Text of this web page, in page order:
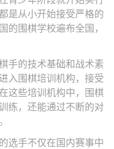
是从小开始接受严格的
的围棋学校遍布全国，
手的技术基础和战术素
入围棋培训机构，接受
这些培训机构中，围棋
练，还能通过不断的对
选手不仅在国内赛事中